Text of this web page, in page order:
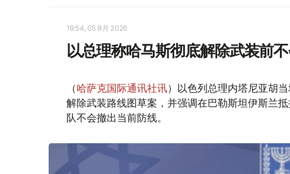
19:54, 05 8月 2026
以总理称哈马斯彻底解除武装前
（哈萨克国际通讯社讯）以色列总理内塔尼亚胡
解除武装路线图草案，并强调在巴勒斯坦伊斯兰
队不会撤出当前防线。